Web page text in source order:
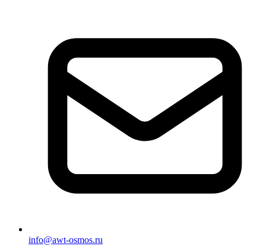
info@awt-osmos.ru